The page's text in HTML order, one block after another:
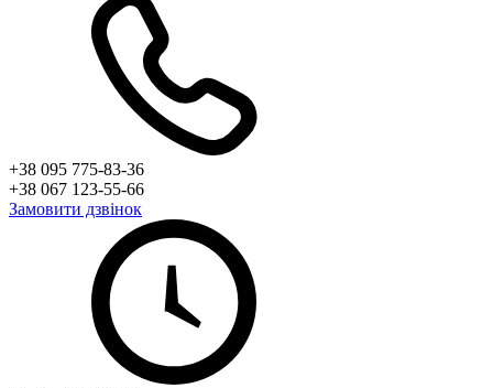
+38 095 775-83-36
+38 067 123-55-66
Замовити дзвінок